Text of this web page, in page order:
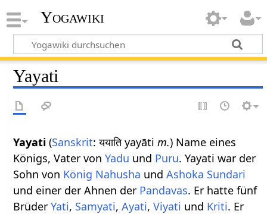
Yogawiki
Yayati
Yayati (Sanskrit: ययाति yayātim.) Name eines
Königs, Vater vonYadu und Puru. Yayati war der
Sohn von König Nahusha undAshoka Sundari
und einer der Ahnen der Pandavas. Er hatte fünf
BrüderYati, Samyati,Ayati,Viyati und Kriti. Er